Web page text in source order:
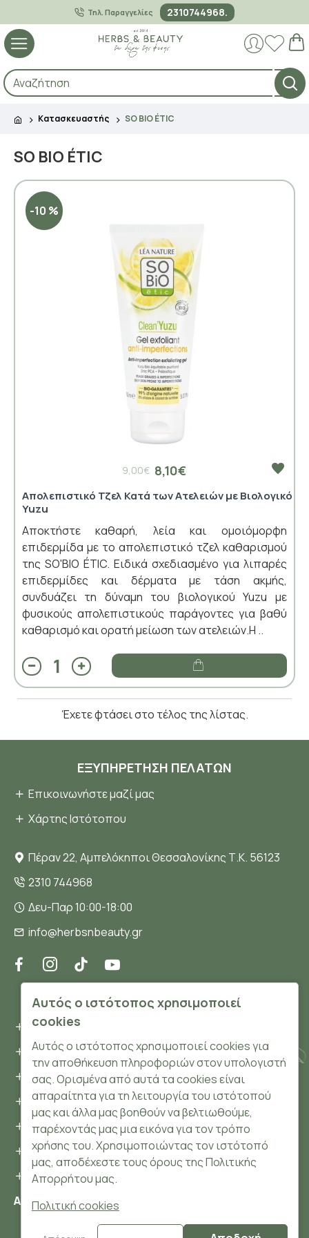
Τηλ. Παραγγελίες 2310744968.
Κατασκευαστής SO BIO ÉTIC
SO BIO ÉTIC
-10 %
8,10€
9,00€
Απολεπιστικό Τζελ Κατά των Ατελειών με Βιολογικό
Yuzu
Αποκτήστε καθαρή, λεία και ομοιόμορφη
επιδερμίδα με το απολεπιστικό τζελ καθαρισμού
της SO'BIO ÉTIC. Ειδικά σχεδιασμένο για λιπαρές
επιδερμίδες και δέρματα με τάση ακμής,
συνδυάζει τη δύναμη του βιολογικού Yuzu με
φυσικούς απολεπιστικούς παράγοντες για βαθύ
καθαρισμό και ορατή μείωση των ατελειών.Η ..
Έχετε φτάσει στο τέλος της λίστας.
ΕΞΥΠΗΡΈΤΗΣΗ ΠΕΛΑΤΏΝ
Επικοινωνήστε μαζί μας
Χάρτης Ιστότοπου
Πέραν 22, Αμπελόκηποι Θεσσαλονίκης Τ.Κ. 56123
2310 744968
Δευ-Παρ 10:00-18:00
info@herbsnbeauty.gr
ΠΛΗΡΟΦΟΡΊΕΣ
Όροι και συνθήκες
Προσωπικά δεδομένα
Ασφάλεια
Τρόποι Πληρωμής
Τρόποι Αποστολής
Επιστροφές Προϊόντων
Cookies
Αριθμός ΓΕΜΗ: 148204106000
Αυτός ο ιστότοπος χρησιμοποιεί
cookies
Αυτός ο ιστότοπος χρησιμοποιεί cookies για
την αποθήκευση πληροφοριών στον υπολογιστή
σας. Ορισμένα από αυτά τα cookies είναι
απαραίτητα για τη λειτουργία του ιστότοπού
μας και άλλα μας βοηθούν να βελτιωθούμε,
παρέχοντάς μας μια εικόνα για τον τρόπο
χρήσης του. Χρησιμοποιώντας τον ιστότοπό
μας, αποδέχεστε τους όρους της Πολιτικής
Απορρήτου μας.
Πολιτική cookies